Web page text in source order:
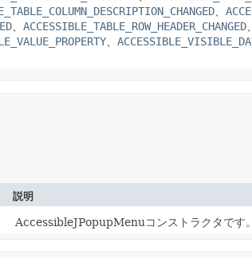
、
、 ACCESSIBLE_TABLE_ROW_HEADER_CHANGED、
、
説明
AccessibleJPopupMenuコンストラクタです。